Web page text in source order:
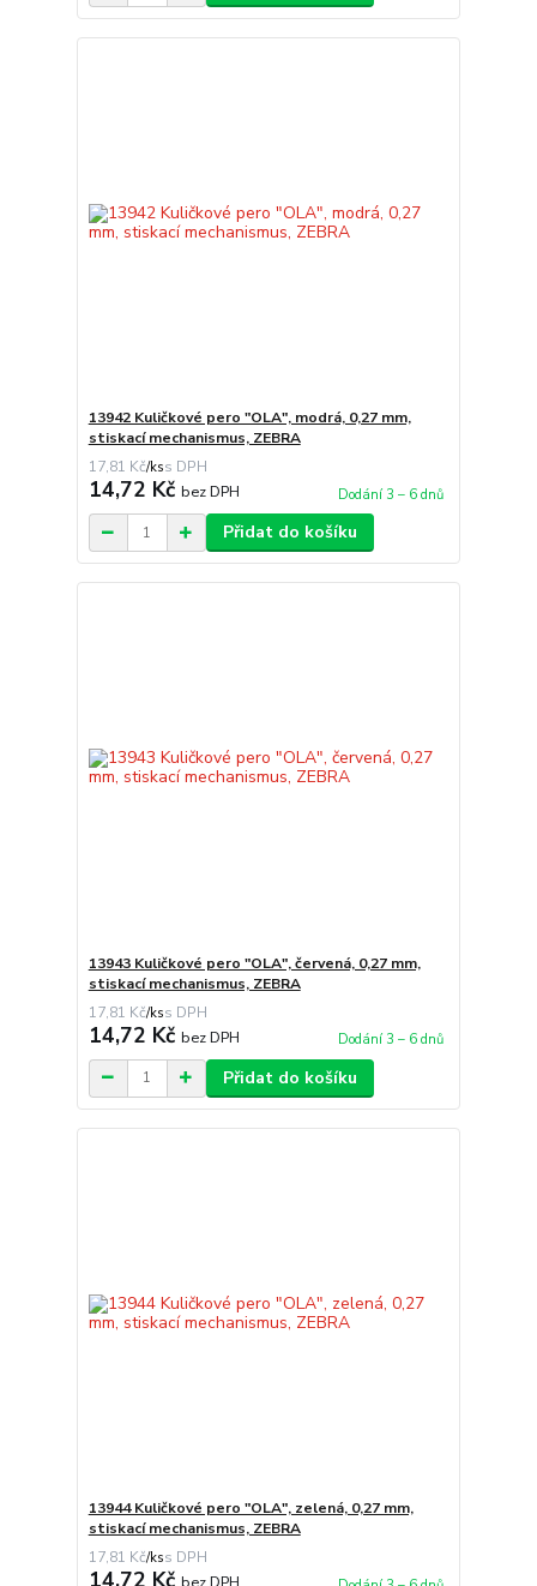
13942 Kuličkové pero "OLA", modrá, 0,27 mm,
stiskací mechanismus, ZEBRA
17,81 Kč/ks
14,72 Kč bez DPH Dodání 3 – 6 dnů
Přidat do košíku
13943 Kuličkové pero "OLA", červená, 0,27 mm,
stiskací mechanismus, ZEBRA
17,81 Kč/ks
14,72 Kč bez DPH Dodání 3 – 6 dnů
Přidat do košíku
13944 Kuličkové pero "OLA", zelená, 0,27 mm,
stiskací mechanismus, ZEBRA
17,81 Kč/ks